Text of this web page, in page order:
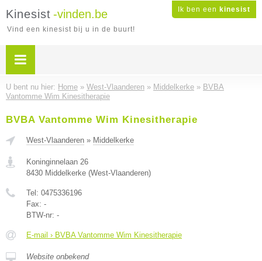
Ik ben een kinesist
Kinesist -vinden.be
Vind een kinesist bij u in de buurt!
U bent nu hier: Home » West-Vlaanderen » Middelkerke » BVBA
Vantomme Wim Kinesitherapie
BVBA Vantomme Wim Kinesitherapie
West-Vlaanderen » Middelkerke
Koninginnelaan 26
8430 Middelkerke (West-Vlaanderen)
Tel: 0475336196
Fax: -
BTW-nr: -
E-mail › BVBA Vantomme Wim Kinesitherapie
Website onbekend